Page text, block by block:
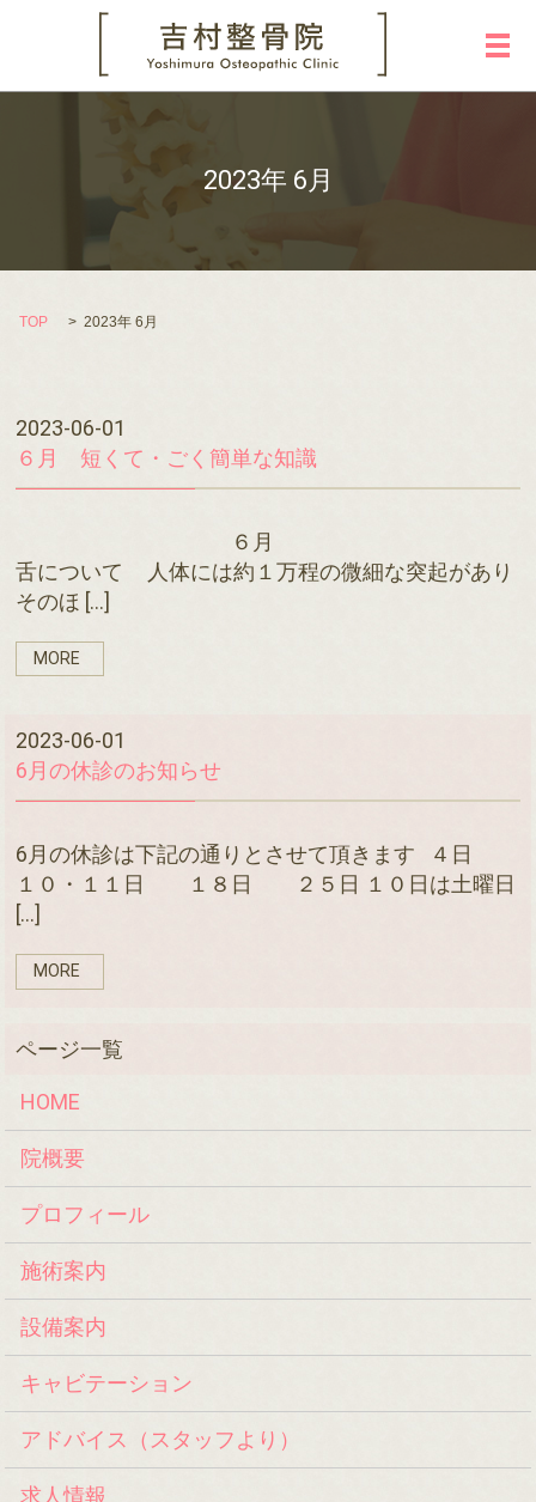
メ
2023年 6月
TOP 2023年 6月
2023-06-01
６月 短くて・ごく簡単な知識
６月
舌について 人体には約１万程の微細な突起があり
そのほ […]
MORE
2023-06-01
6月の休診のお知らせ
6月の休診は下記の通りとさせて頂きます ４日
１０・１１日 １８日 ２５日 １０日は土曜日
[…]
MORE
HOME
院概要
プロフィール
施術案内
設備案内
キャビテーション
アドバイス（スタッフより）
求人情報